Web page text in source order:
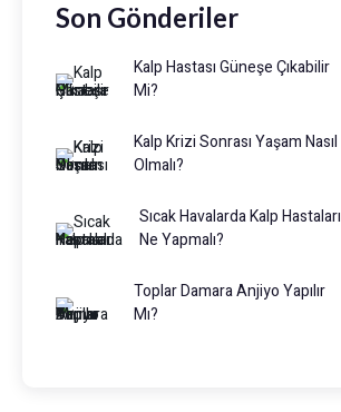
Son Gönderiler
Kalp Hastası Güneşe Çıkabilir
Mi?
Kalp Krizi Sonrası Yaşam Nasıl
Olmalı?
Sıcak Havalarda Kalp Hastaları
Ne Yapmalı?
Toplar Damara Anjiyo Yapılır
Mı?